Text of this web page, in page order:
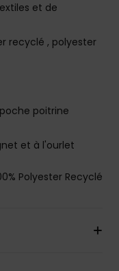
et de
recyclé , polyester
poitrine
et à l'ourlet
Polyester Recyclé